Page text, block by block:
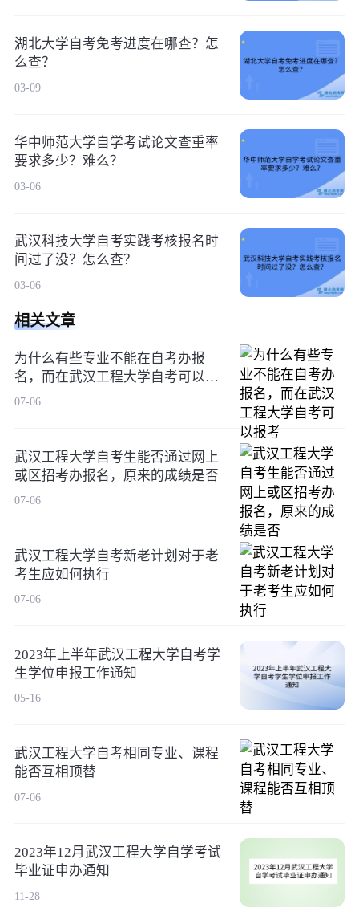
湖北大学自考免考进度在哪查？怎
么查？
03-09
华中师范大学自学考试论文查重率
要求多少？难么？
03-06
武汉科技大学自考实践考核报名时
间过了没？怎么查？
03-06
相关文章
为什么有些专业不能在自考办报
名，而在武汉工程大学自考可以报
考
07-06
武汉工程大学自考生能否通过网上
或区招考办报名，原来的成绩是否
07-06
武汉工程大学自考新老计划对于老
考生应如何执行
07-06
2023年上半年武汉工程大学自考学
生学位申报工作通知
05-16
武汉工程大学自考相同专业、课程
能否互相顶替
07-06
2023年12月武汉工程大学自学考试
毕业证申办通知
11-28